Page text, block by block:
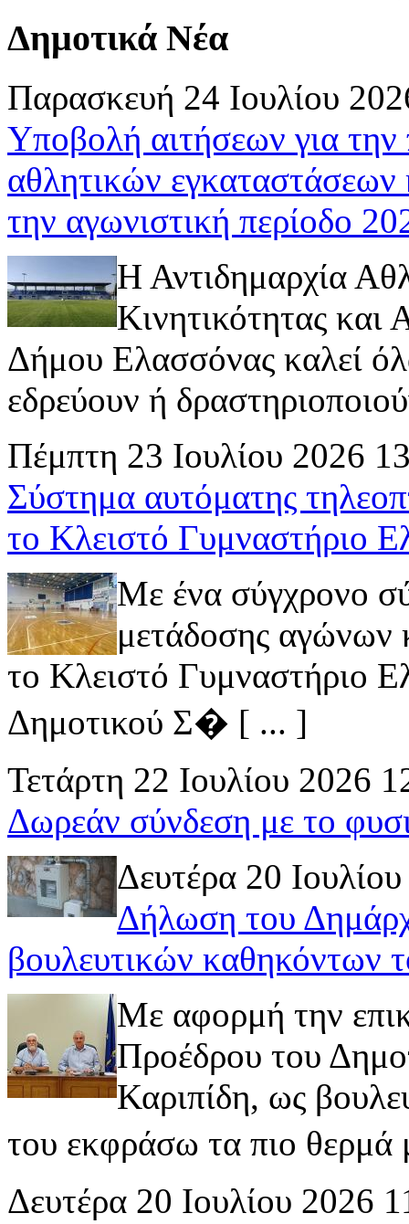
Δημοτικά Νέα
Παρασκευή 24 Ιουλίου
Υποβολή αιτήσεων για
αθλητικών
την αγωνιστική περίοδο
Η Αντιδημαρχία
Κινητικότητας
Δήμου Ελασσόνας καλεί
εδρεύουν ή
Πέμπτη 23 Ιουλίου 2026
Σύστημα αυτόματης
το Κλειστό Γυμναστήριο
Με ένα σύγχρονο
μετάδοσης αγώνων
το Κλειστό Γυμναστήριο
Δημοτικού Σ� [ ... ]
Τετάρτη 22 Ιουλίου 2026
Δωρεάν σύνδεση με το
Δευτέρα 20
Δήλωση του
βουλευτικών καθηκόντων
Με αφορμή την
Προέδρου του
Καριπίδη, ως
του εκφράσω τα πιο
Δευτέρα 20 Ιουλίου 2026